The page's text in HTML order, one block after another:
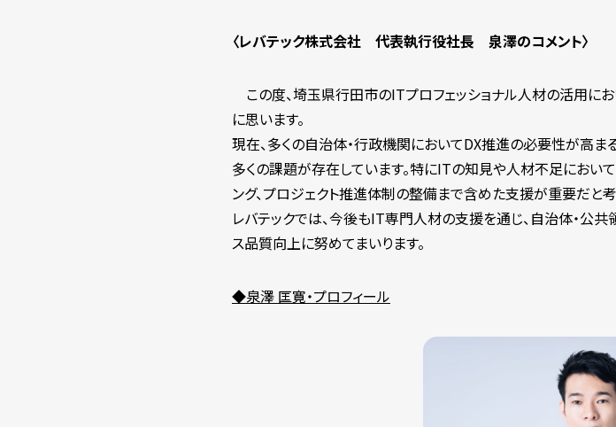
〈レバテック株式会社 代表執行役社長 泉澤のコメント〉
この度、埼玉県行田市のITプロフェッショナル人材の活用に
に思います。
現在、多くの自治体・行政機関においてDX推進の必要性が高
多くの課題が存在しています。特にITの知見や人材不足におい
ング、プロジェクト推進体制の整備まで含めた支援が重要だと考
レバテックでは、今後もIT専門人材の支援を通じ、自治体・公
ス品質向上に努めてまいります。
◆泉澤 匡寛・プロフィール